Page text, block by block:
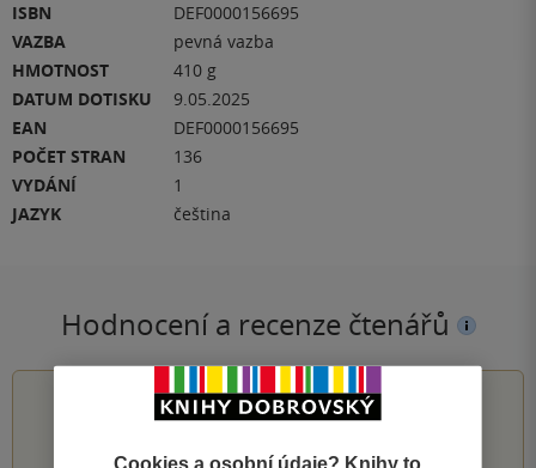
ISBN
DEF0000156695
VAZBA
pevná vazba
HMOTNOST
410 g
DATUM DOTISKU
9.05.2025
EAN
DEF0000156695
POČET STRAN
136
VYDÁNÍ
1
JAZYK
čeština
Hodnocení a recenze čtenářů
5.0z5
Cookies a osobní údaje? Knihy to